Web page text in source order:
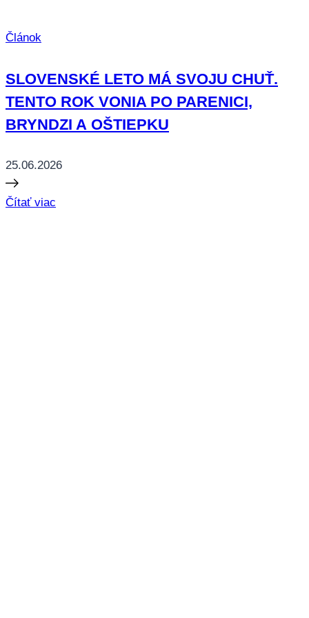
Článok
SLOVENSKÉ LETO MÁ SVOJU CHUŤ.
TENTO ROK VONIA PO PARENICI,
BRYNDZI A OŠTIEPKU
25.06.2026
Čítať viac